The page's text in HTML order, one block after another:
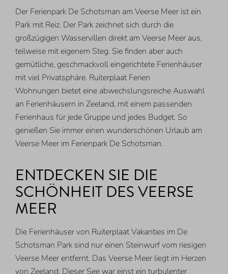
Der Ferienpark De Schotsman am Veerse Meer ist ein
Park mit Reiz. Der Park zeichnet sich durch die
großzügigen Wasservillen direkt am Veerse Meer aus,
teilweise mit eigenem Steg. Sie finden aber auch
gemütliche, geschmackvoll eingerichtete Ferienhäuser
mit viel Privatsphäre. Ruiterplaat Ferien
Wohnungen bietet eine abwechslungsreiche Auswahl
an Ferienhäusern in Zeeland, mit einem passenden
Ferienhaus für jede Gruppe und jedes Budget. So
genießen Sie immer einen wunderschönen Urlaub am
Veerse Meer im Ferienpark De Schotsman.
ENTDECKEN SIE DIE
SCHÖNHEIT DES VEERSE
MEER
Die Ferienhäuser von Ruiterplaat Vakanties im De
Schotsman Park sind nur einen Steinwurf vom riesigen
Veerse Meer entfernt. Das Veerse Meer liegt im Herzen
von Zeeland. Dieser See war einst ein turbulenter